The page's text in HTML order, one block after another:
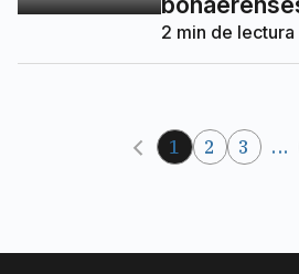
2 min de lectura
1 2 3 ...